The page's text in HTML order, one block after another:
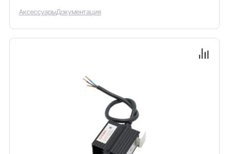
АксессуарыДокументация